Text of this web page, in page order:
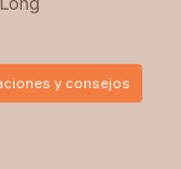
y consejos